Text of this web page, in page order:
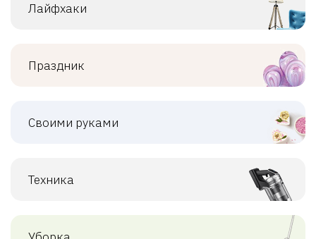
Лайфхаки
Праздник
Своими руками
Техника